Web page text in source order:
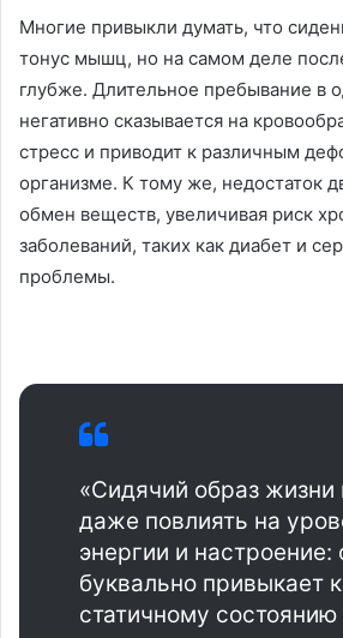
Многие привыкли думать, что
тонус мышц, но на самом деле
глубже. Длительное пребывание в
негативно сказывается на
стресс и приводит к различным
организме. К тому же, недостаток
обмен веществ, увеличивая риск
заболеваний, таких как диабет и
проблемы.
«Сидячий образ
даже повлиять на
энергии и настроение:
буквально привыкает к
статичному состоянию